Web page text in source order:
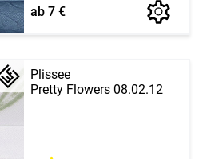
ab 7 €
Plissee
Pretty Flowers 08.02.12